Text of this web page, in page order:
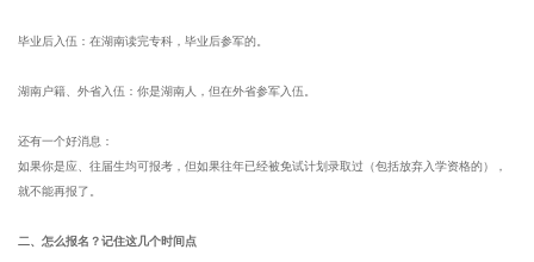
毕业后入伍：在湖南读完专科，毕业后参军的。
湖南户籍、外省入伍：你是湖南人，但在外省参军入伍。
还有一个好消息：
如果你是应、往届生均可报考，但如果往年已经被免试计划录取过（包括放弃入学资格的），
就不能再报了。
二、怎么报名？记住这几个时间点